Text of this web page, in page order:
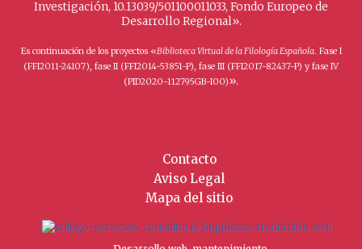
Investigación, 10.13039/501100011033, Fondo Europeo de
Desarrollo Regional».
Es continuación de los proyectos «Biblioteca Virtual de la Filología Española. Fase I
(FFI2011-24107), fase II (FFI2014-53851-P), fase III (FFI2017-82437-P) y fase IV
(PID2020-112795GB-I00)».
Contacto
Aviso Legal
Mapa del sitio